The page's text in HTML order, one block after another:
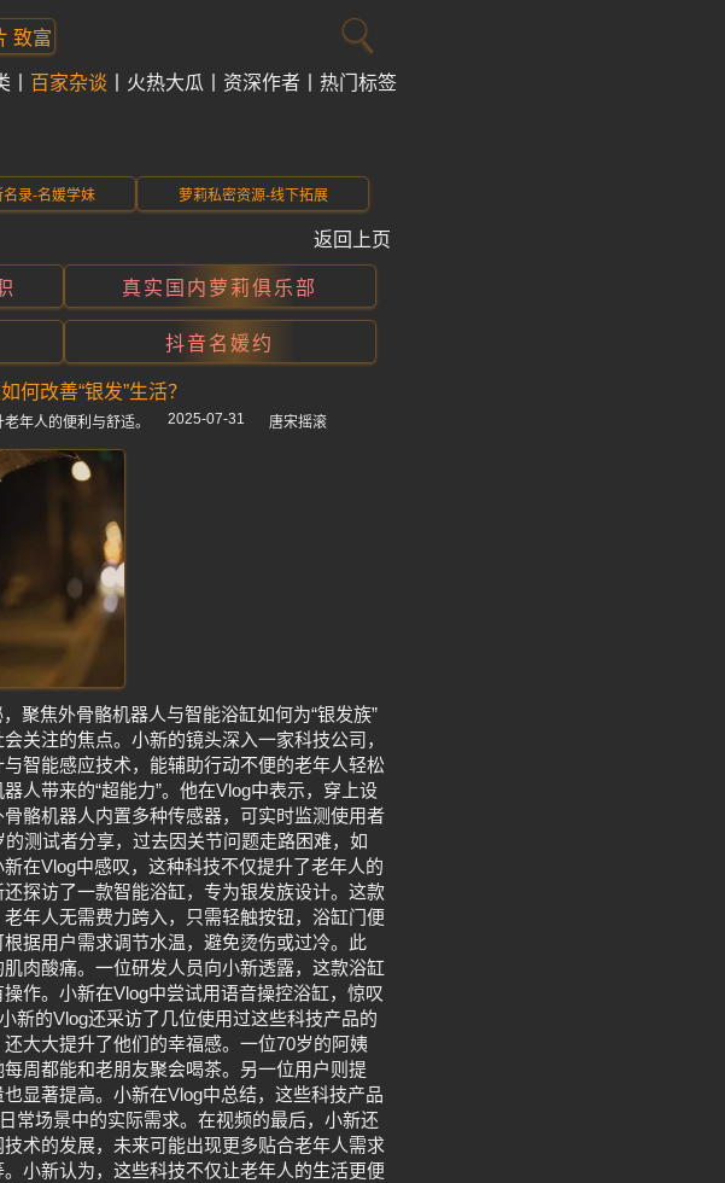
致富
百家杂谈 火热大瓜 资深作者 热门标签
名录-名媛学妹 萝莉私密资源-线下拓展
返回上页
真实国内萝莉俱乐部
抖音名媛约
何改善“银发”生活？
年人的便利与舒适。 2025-07-31 唐宋摇滚
聚焦外骨骼机器人与智能浴缸如何为“银发族”
关注的焦点。小新的镜头深入一家科技公司，
智能感应技术，能辅助行动不便的老年人轻松
人带来的“超能力”。他在Vlog中表示，穿上设
骼机器人内置多种传感器，可实时监测使用者
测试者分享，过去因关节问题走路困难，如
在Vlog中感叹，这种科技不仅提升了老年人的
探访了一款智能浴缸，专为银发族设计。这款
年人无需费力跨入，只需轻触按钮，浴缸门便
据用户需求调节水温，避免烫伤或过冷。此
肉酸痛。一位研发人员向小新透露，这款浴缸
作。小新在Vlog中尝试用语音操控浴缸，惊叹
新的Vlog还采访了几位使用过这些科技产品的
大大提升了他们的幸福感。一位70岁的阿姨
周都能和老朋友聚会喝茶。另一位用户则提
显著提高。小新在Vlog中总结，这些科技产品
常场景中的实际需求。在视频的最后，小新还
术的发展，未来可能出现更多贴合老年人需求
小新认为，这些科技不仅让老年人的生活更便